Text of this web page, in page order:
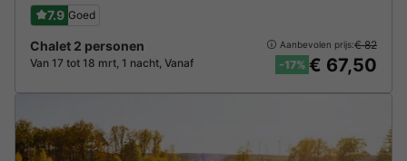
7.9 Goed
Chalet 2 personen
Van 17 tot 18 mrt, 1 nacht, Vanaf
Aanbevolen prijs:€ 82
-17% € 67,50